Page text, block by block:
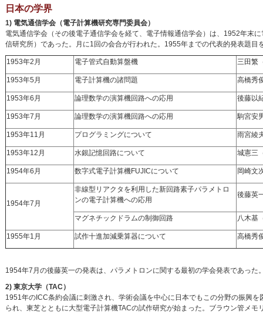
日本の学界
1) 電気通信学会（電子計算機研究専門委員会）
電気通信学会（その後電子通信学会を経て、電子情報通信学会）は、1952年末
信研究所）であった。月に1回の会合が行われた。1955年までの代表的発表題
1953年2月 電子管式自動算盤機 三田繁
1953年5月 電子計算機の諸問題 高橋秀
1953年6月 論理数学の演算機回路への応用 後藤以
1953年7月 論理数学の演算機回路への応用 駒宮安
1953年11月 プログラミングについて 雨宮綾
1953年12月 水銀記憶回路について 城憲三
1954年6月 数字式電子計算機FUJICについて 岡崎文
1954年7月
非線型リアクタを利用した新回路素子パラメトロ
ンの電子計算機への応用
後藤英
マグネチックドラムの制御回路 八木基
1955年1月 試作十進加減乗算器について 高橋秀
1954年7月の後藤英一の発表は、パラメトロンに関する最初の学会発表であった
2) 東京大学（TAC）
1951年のICC条約会議に刺激され、学術会議を中心に日本でもこの分野の振興
られ、東芝とともに大型電子計算機TACの試作研究が始まった。ブラウン管メ